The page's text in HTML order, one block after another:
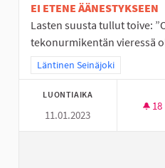
EI ETENE ÄÄNESTYKSEEN
Lasten suusta tullut toive:
tekonurmikentän vieressä
Rajaa tulokset teeman
Läntinen Seinäjoki
LUONTIAIKA
11.01.2023
18